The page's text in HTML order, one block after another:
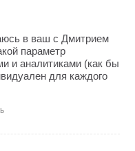
в ваш с Дмитрием
параметр
и аналитиками (как бы
для каждого